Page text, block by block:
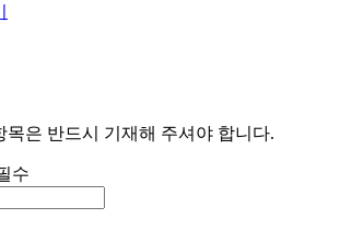
목은 반드시 기재해 주셔야 합니다.